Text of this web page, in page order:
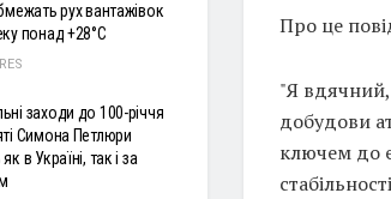
Про це
"Я
добудови
ключем до
рух вантажівок
понад +28°С
заходи до 100-річчя
Симона Петлюри
в Україні, так і за